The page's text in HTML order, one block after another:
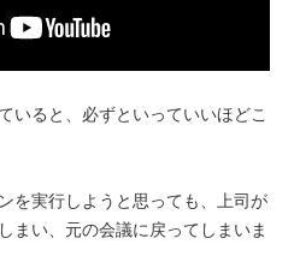
いると、必ずといっていいほどこ
を実行しようと思っても、上司が
まい、元の会議に戻ってしまいま